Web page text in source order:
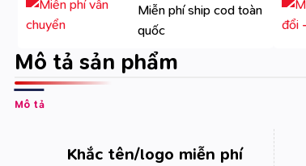
Miễn phí ship cod toàn
quốc
Mô tả sản phẩm
Mô tả
Khắc tên/logo miễn phí